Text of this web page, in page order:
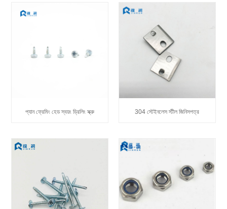
প্যান ফ্রেমিং হেড স্বয়ং ড্রিলিং স্ক্রু 304 স্টেইনলেস স্টীল জিনিসপত্র